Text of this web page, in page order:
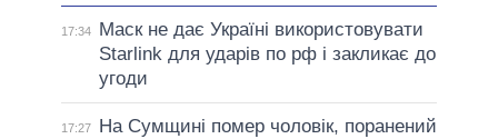
17:34
Маск не дає Україні використовувати
Starlink для ударів по рф і закликає до
угоди
17:27
На Сумщині помер чоловік, поранений